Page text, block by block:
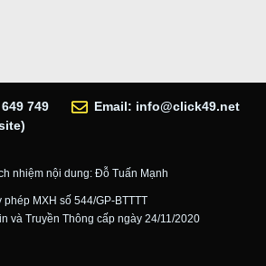
749
Email: info@click49.net
nhiệm nội dung: Đỗ Tuấn Mạnh
phép MXH số 544/GP-BTTTT
và Truyền Thông cấp ngày 24/11/2020